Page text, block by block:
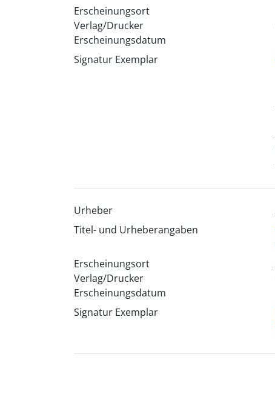
Erscheinungsort
Verlag/Drucker
Erscheinungsdatum
Signatur Exemplar
Urheber
Titel- und Urheberangaben
Erscheinungsort
Verlag/Drucker
Erscheinungsdatum
Signatur Exemplar